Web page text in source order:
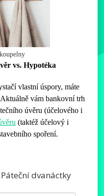
vs. Hypotéka
vlastní úspory, máte
vám bankovní trh
úvěru (účelového i
(taktéž účelový i
spoření.
dvanáctky